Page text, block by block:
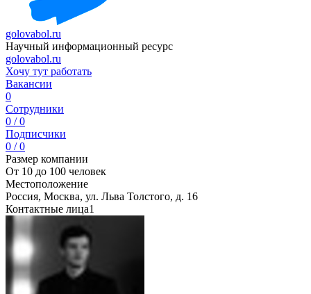
golovabol.ru
Научный информационный ресурс
golovabol.ru
Хочу тут работать
Вакансии
0
Сотрудники
0 / 0
Подписчики
0 / 0
Размер компании
От 10 до 100 человек
Местоположение
Россия, Москва, ул. Льва Толстого, д. 16
Контактные лица1